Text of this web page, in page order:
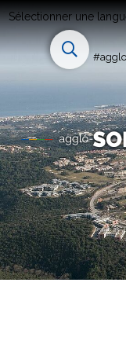
Sélectionner une